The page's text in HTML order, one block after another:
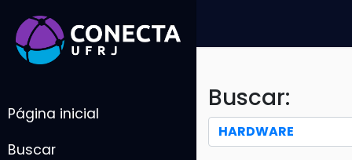
Página inicial
Buscar
Buscar: